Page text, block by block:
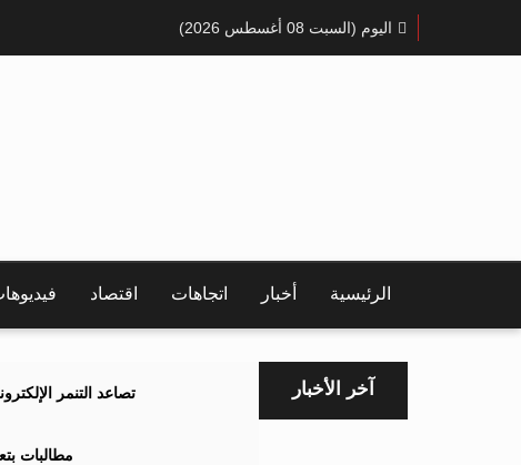
اليوم (السبت 08 أغسطس 2026)
الرئيسية أخبار اتجاهات اقتصاد
آخر الأخبار تصاعد التنمر
مطالبات